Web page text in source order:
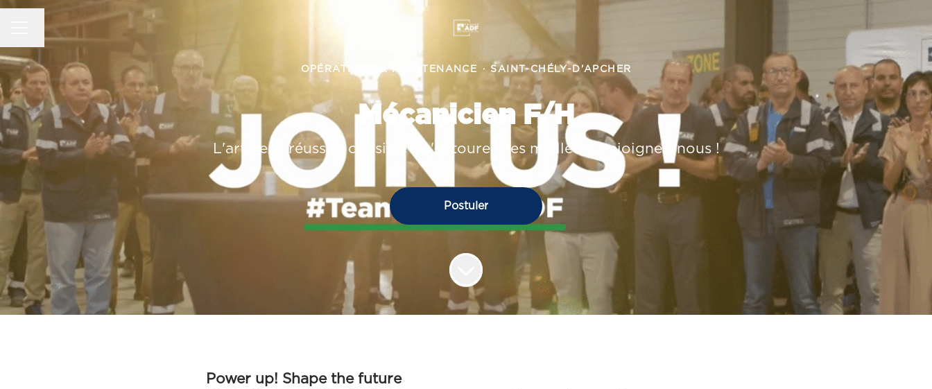
Changer la langue
OPÉRATIONS & MAINTENANCE · SAINT-CHÉLY-D'APCHER
Mécanicien F/H
L'art de la réussite consiste à s'entourer des meilleurs, rejoignez-nous !
Postuler
Power up! Shape the future